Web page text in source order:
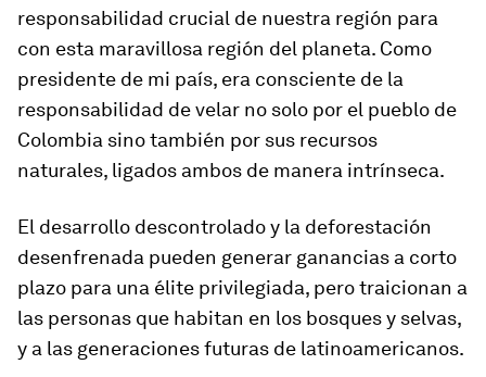
responsabilidad crucial de nuestra región para
con esta maravillosa región del planeta. Como
presidente de mi país, era consciente de la
responsabilidad de velar no solo por el pueblo de
Colombia sino también por sus recursos
naturales, ligados ambos de manera intrínseca.
El desarrollo descontrolado y la deforestación
desenfrenada pueden generar ganancias a corto
plazo para una élite privilegiada, pero traicionan a
las personas que habitan en los bosques y selvas,
y a las generaciones futuras de latinoamericanos.